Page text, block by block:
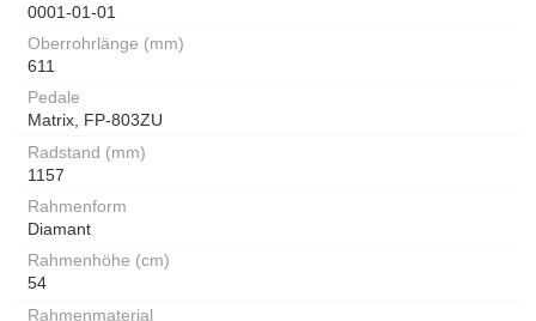
0001-01-01
Oberrohrlänge (mm)
611
Pedale
Matrix, FP-803ZU
Radstand (mm)
1157
Rahmenform
Diamant
Rahmenhöhe (cm)
54
Rahmenmaterial